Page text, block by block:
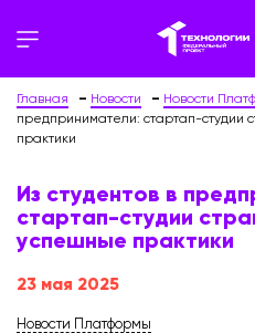
Главная Новости Новости
предприниматели: стартап-студии
практики
Из студентов в
стартап-студии
успешные практики
23 мая 2025
Новости Платформы